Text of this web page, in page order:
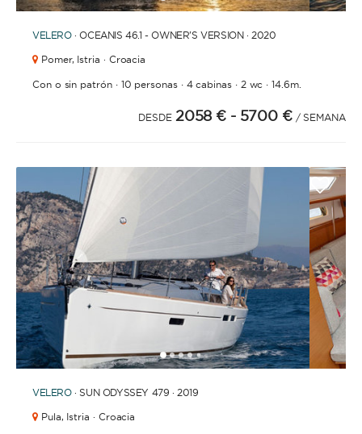
1234 6789101112131415161718
VELERO · OCEANIS 46.1 - OWNER'S VERSION · 2020
Pomer, Istria · Croacia
Con o sin patrón· 10 personas· 4 cabinas· 2 wc ·14.6m.
DESDE 2058 € - 5700 € / SEMANA
12345 67891011121314151617 18 192021
VELERO · SUN ODYSSEY 479 · 2019
Pula, Istria · Croacia